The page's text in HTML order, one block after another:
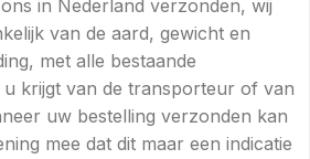
in Nederland verzonden, wij
van de aard, gewicht en
met alle bestaande
krijgt van de transporteur of van
uw bestelling verzonden kan
mee dat dit maar een indicatie